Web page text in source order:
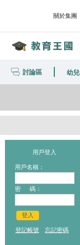
關於集團
討論區 幼
用戶登入
用戶名稱：
密 碼：
登入
登記帳號 忘記密碼